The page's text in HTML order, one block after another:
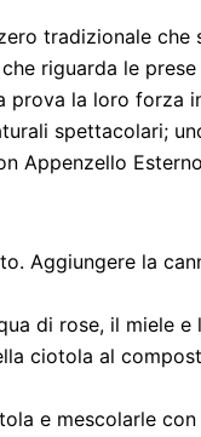
tradizionale
riguarda le
la loro forza
spettacolari;
Appenzello
Aggiungere la
di rose, il miele
ciotola al
e mescolarle con